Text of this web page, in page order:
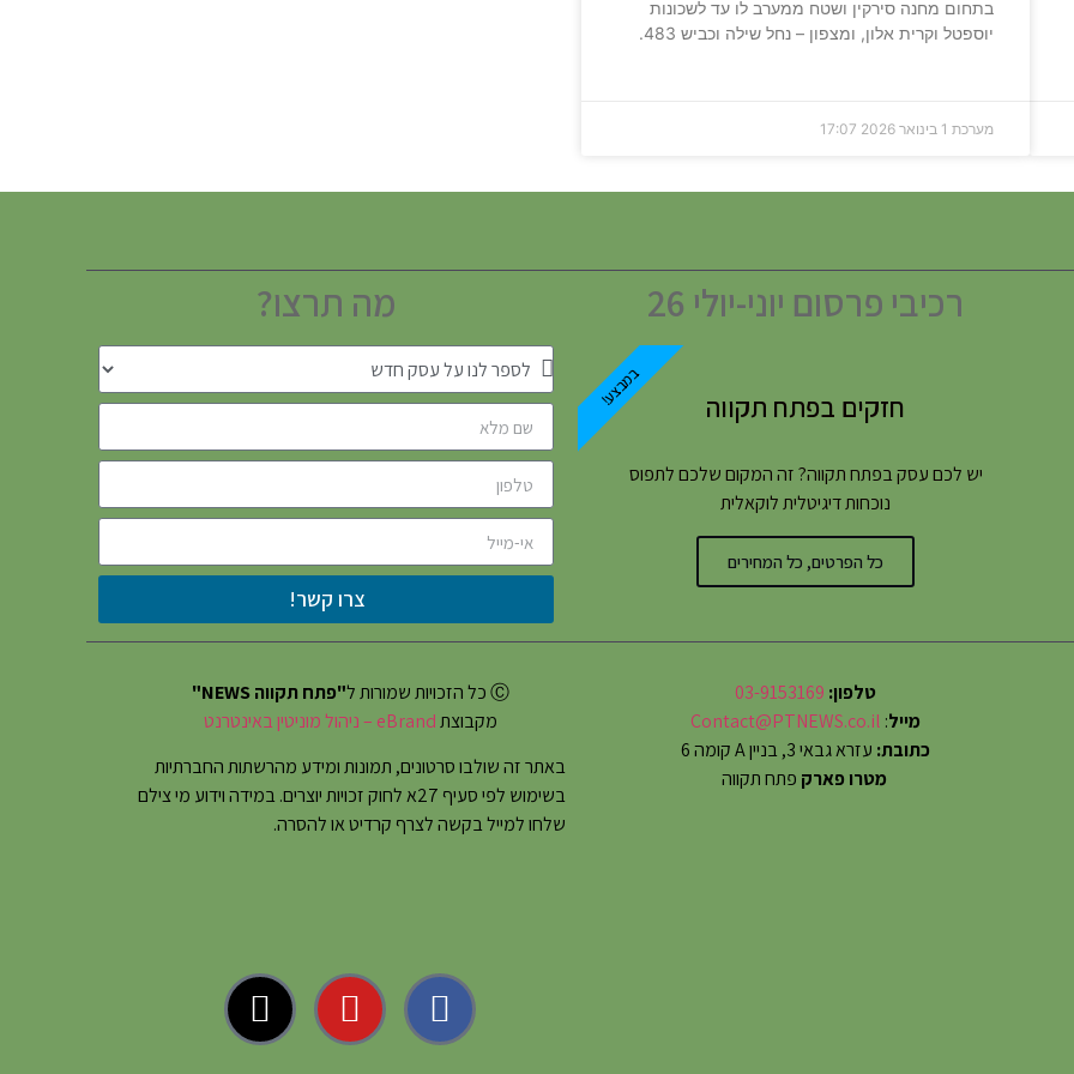
בתחום מחנה סירקין ושטח ממערב לו עד לשכונות
יוספטל וקרית אלון, ומצפון – נחל שילה וכביש 483.
מערכת 1 בינואר 2026 17:07
רכיבי פרסום יוני-יולי 26
חזקים בפתח תקווה
יש לכם עסק בפתח תקווה? זה המקום שלכם לתפוס
נוכחות דיגיטלית לוקאלית
כל הפרטים, כל המחירים
במבצע!
מה תרצו?
צרו קשר!
טלפון: 03-9153169
מייל:
Contact@PTNEWS.co.il
כתובת: עזרא גבאי 3, בניין A קומה 6
מטרו פארק פתח תקווה
Ⓒ כל הזכויות שמורות ל
"פתח תקווה NEWS"
מקבוצתeBrand – ניהול מוניטין באינטרנט
באתר זה שולבו סרטונים, תמונות ומידע מהרשתות החברתיות
בשימוש לפי סעיף 27א לחוק זכויות יוצרים. במידה וידוע מי צילם
שלחו למייל בקשה לצרף קרדיט או להסרה.